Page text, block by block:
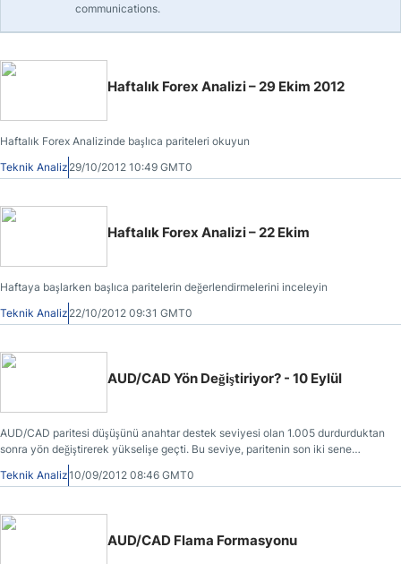
communications.
Haftalık Forex Analizi – 29 Ekim 2012
Haftalık Forex Analizinde başlıca pariteleri okuyun
Teknik Analiz 29/10/2012 10:49 GMT0
Haftalık Forex Analizi – 22 Ekim
Haftaya başlarken başlıca paritelerin değerlendirmelerini inceleyin
Teknik Analiz 22/10/2012 09:31 GMT0
AUD/CAD Yön Değiştiriyor? - 10 Eylül
AUD/CAD paritesi düşüşünü anahtar destek seviyesi olan 1.005 durdurduktan
sonra yön değiştirerek yükselişe geçti. Bu seviye, paritenin son iki sene
içerisinde defalarca yön değiştirmesine neden olmuştur.
Teknik Analiz10/09/2012 08:46 GMT0
AUD/CAD Flama Formasyonu